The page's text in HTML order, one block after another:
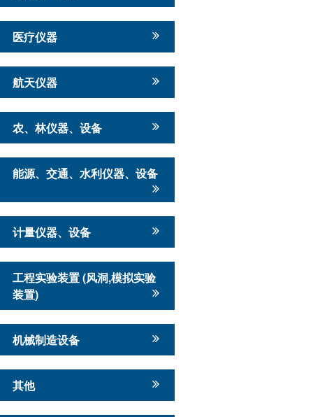
医疗仪器
航天仪器
农、林仪器、设备
能源、交通、水利仪器、设备
计量仪器、设备
工程实验装置 (风洞,模拟实验
装置)
机械制造设备
其他